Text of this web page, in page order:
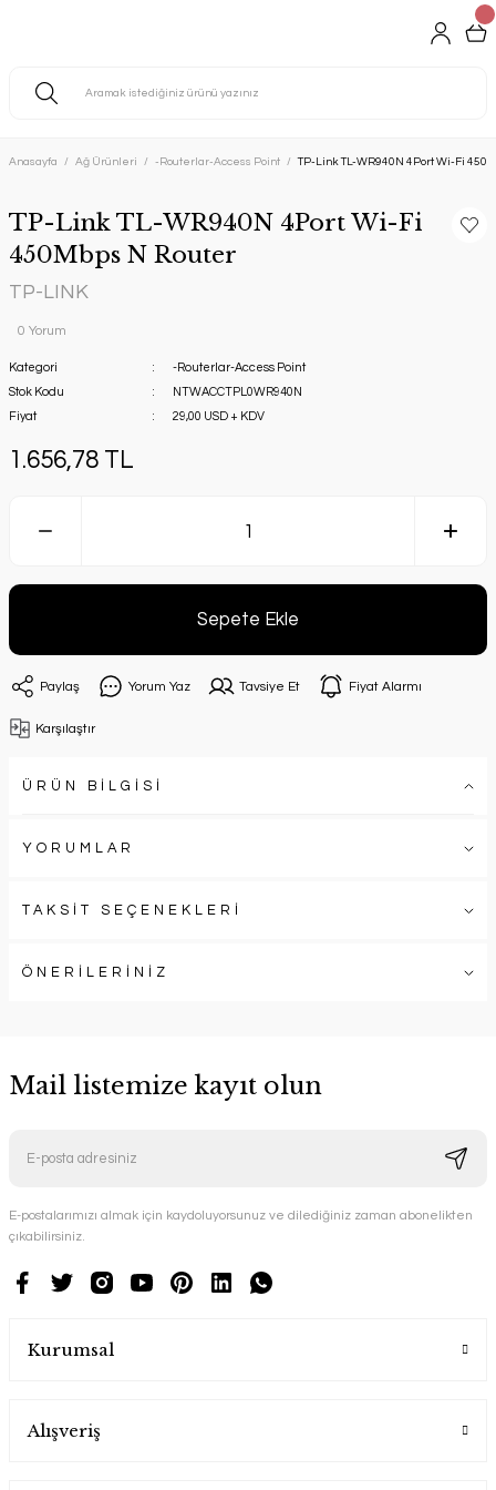
Anasayfa Ağ Ürünleri -Routerlar-Access Point TP-Link TL-WR940N 4Port Wi-Fi
TP-Link TL-WR940N 4Port Wi-Fi
450Mbps N Router
TP-LINK
0 Yorum
Kategori
-Routerlar-Access Point
Stok Kodu
NTWACCTPL0WR940N
Fiyat
29,00 USD + KDV
1.656,78 TL
Sepete Ekle
Paylaş Yorum Yaz Tavsiye Et Fiyat Alarmı
Karşılaştır
ÜRÜN BİLGİSİ
YORUMLAR
TAKSİT SEÇENEKLERİ
ÖNERİLERİNİZ
Mail listemize kayıt olun
E-postalarımızı almak için kaydoluyorsunuz ve dilediğiniz zaman abonelikten
çıkabilirsiniz.
Kurumsal
Alışveriş